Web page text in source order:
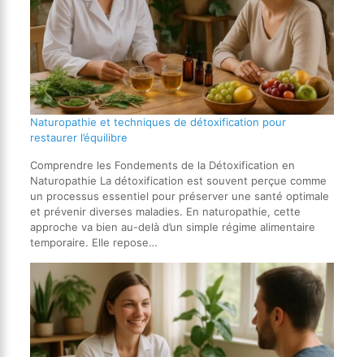
Naturopathie et techniques de détoxification pour
restaurer l’équilibre
Comprendre les Fondements de la Détoxification en
Naturopathie La détoxification est souvent perçue comme
un processus essentiel pour préserver une santé optimale
et prévenir diverses maladies. En naturopathie, cette
approche va bien au-delà d’un simple régime alimentaire
temporaire. Elle repose…